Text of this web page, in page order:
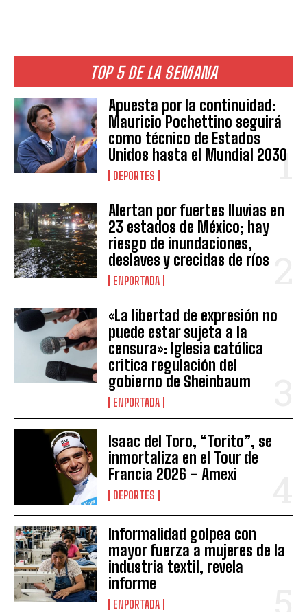
TOP 5 DE LA SEMANA
Apuesta por la continuidad:
Mauricio Pochettino seguirá
como técnico de Estados
Unidos hasta el Mundial 2030
DEPORTES
Alertan por fuertes lluvias en
23 estados de México; hay
riesgo de inundaciones,
deslaves y crecidas de ríos
ENPORTADA
«La libertad de expresión no
puede estar sujeta a la
censura»: Iglesia católica
critica regulación del
gobierno de Sheinbaum
ENPORTADA
Isaac del Toro, “Torito”, se
inmortaliza en el Tour de
Francia 2026 – Amexi
DEPORTES
Informalidad golpea con
mayor fuerza a mujeres de la
industria textil, revela
informe
ENPORTADA